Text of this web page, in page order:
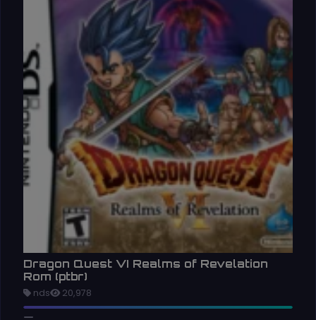
Dragon Quest VI Realms of Revelation
Rom (ptbr)
nds 20,978